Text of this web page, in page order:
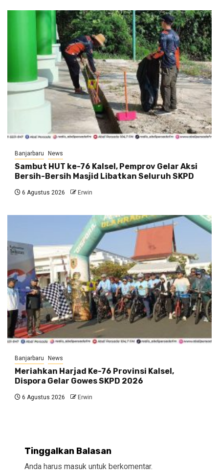
Banjarbaru News
Sambut HUT ke-76 Kalsel, Pemprov Gelar Aksi
Bersih-Bersih Masjid Libatkan Seluruh SKPD
6 Agustus 2026 Erwin
Banjarbaru News
Meriahkan Harjad Ke-76 Provinsi Kalsel,
Dispora Gelar Gowes SKPD 2026
6 Agustus 2026 Erwin
Tinggalkan Balasan
Anda harus masuk untuk berkomentar.